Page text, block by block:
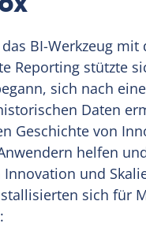
BI-Werkzeug
Reporting stützte
sich nach
Daten
Geschichte von
helfen
und
sich für